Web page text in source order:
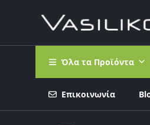
Όλα τα Προϊόντα
Επικοινωνία